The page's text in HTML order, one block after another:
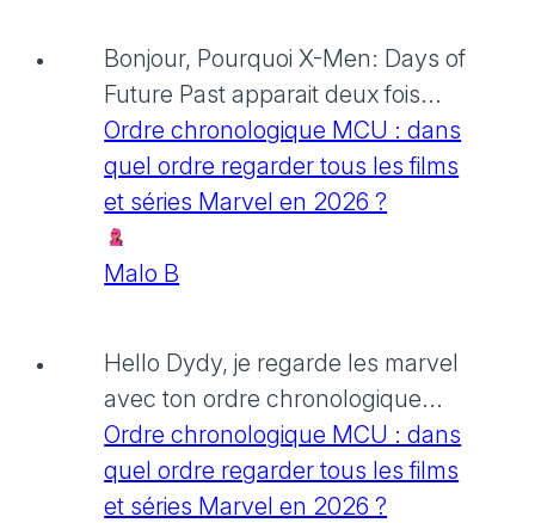
Bonjour, Pourquoi X-Men: Days of
Future Past apparait deux fois...
Ordre chronologique MCU : dans
quel ordre regarder tous les films
et séries Marvel en 2026 ?
Malo B
Hello Dydy, je regarde les marvel
avec ton ordre chronologique...
Ordre chronologique MCU : dans
quel ordre regarder tous les films
et séries Marvel en 2026 ?